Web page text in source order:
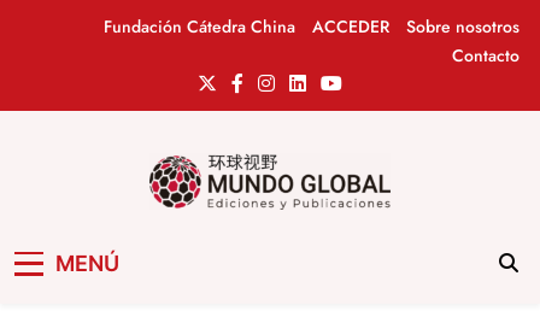
Fundación Cátedra China ACCEDER
Sobre nosotros
Contacto
MENÚ